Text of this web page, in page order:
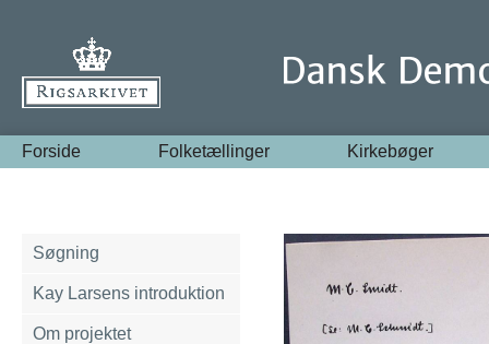
Forside Folketællinger Kirkebøger
Søgning
Kay Larsens introduktion
Om projektet